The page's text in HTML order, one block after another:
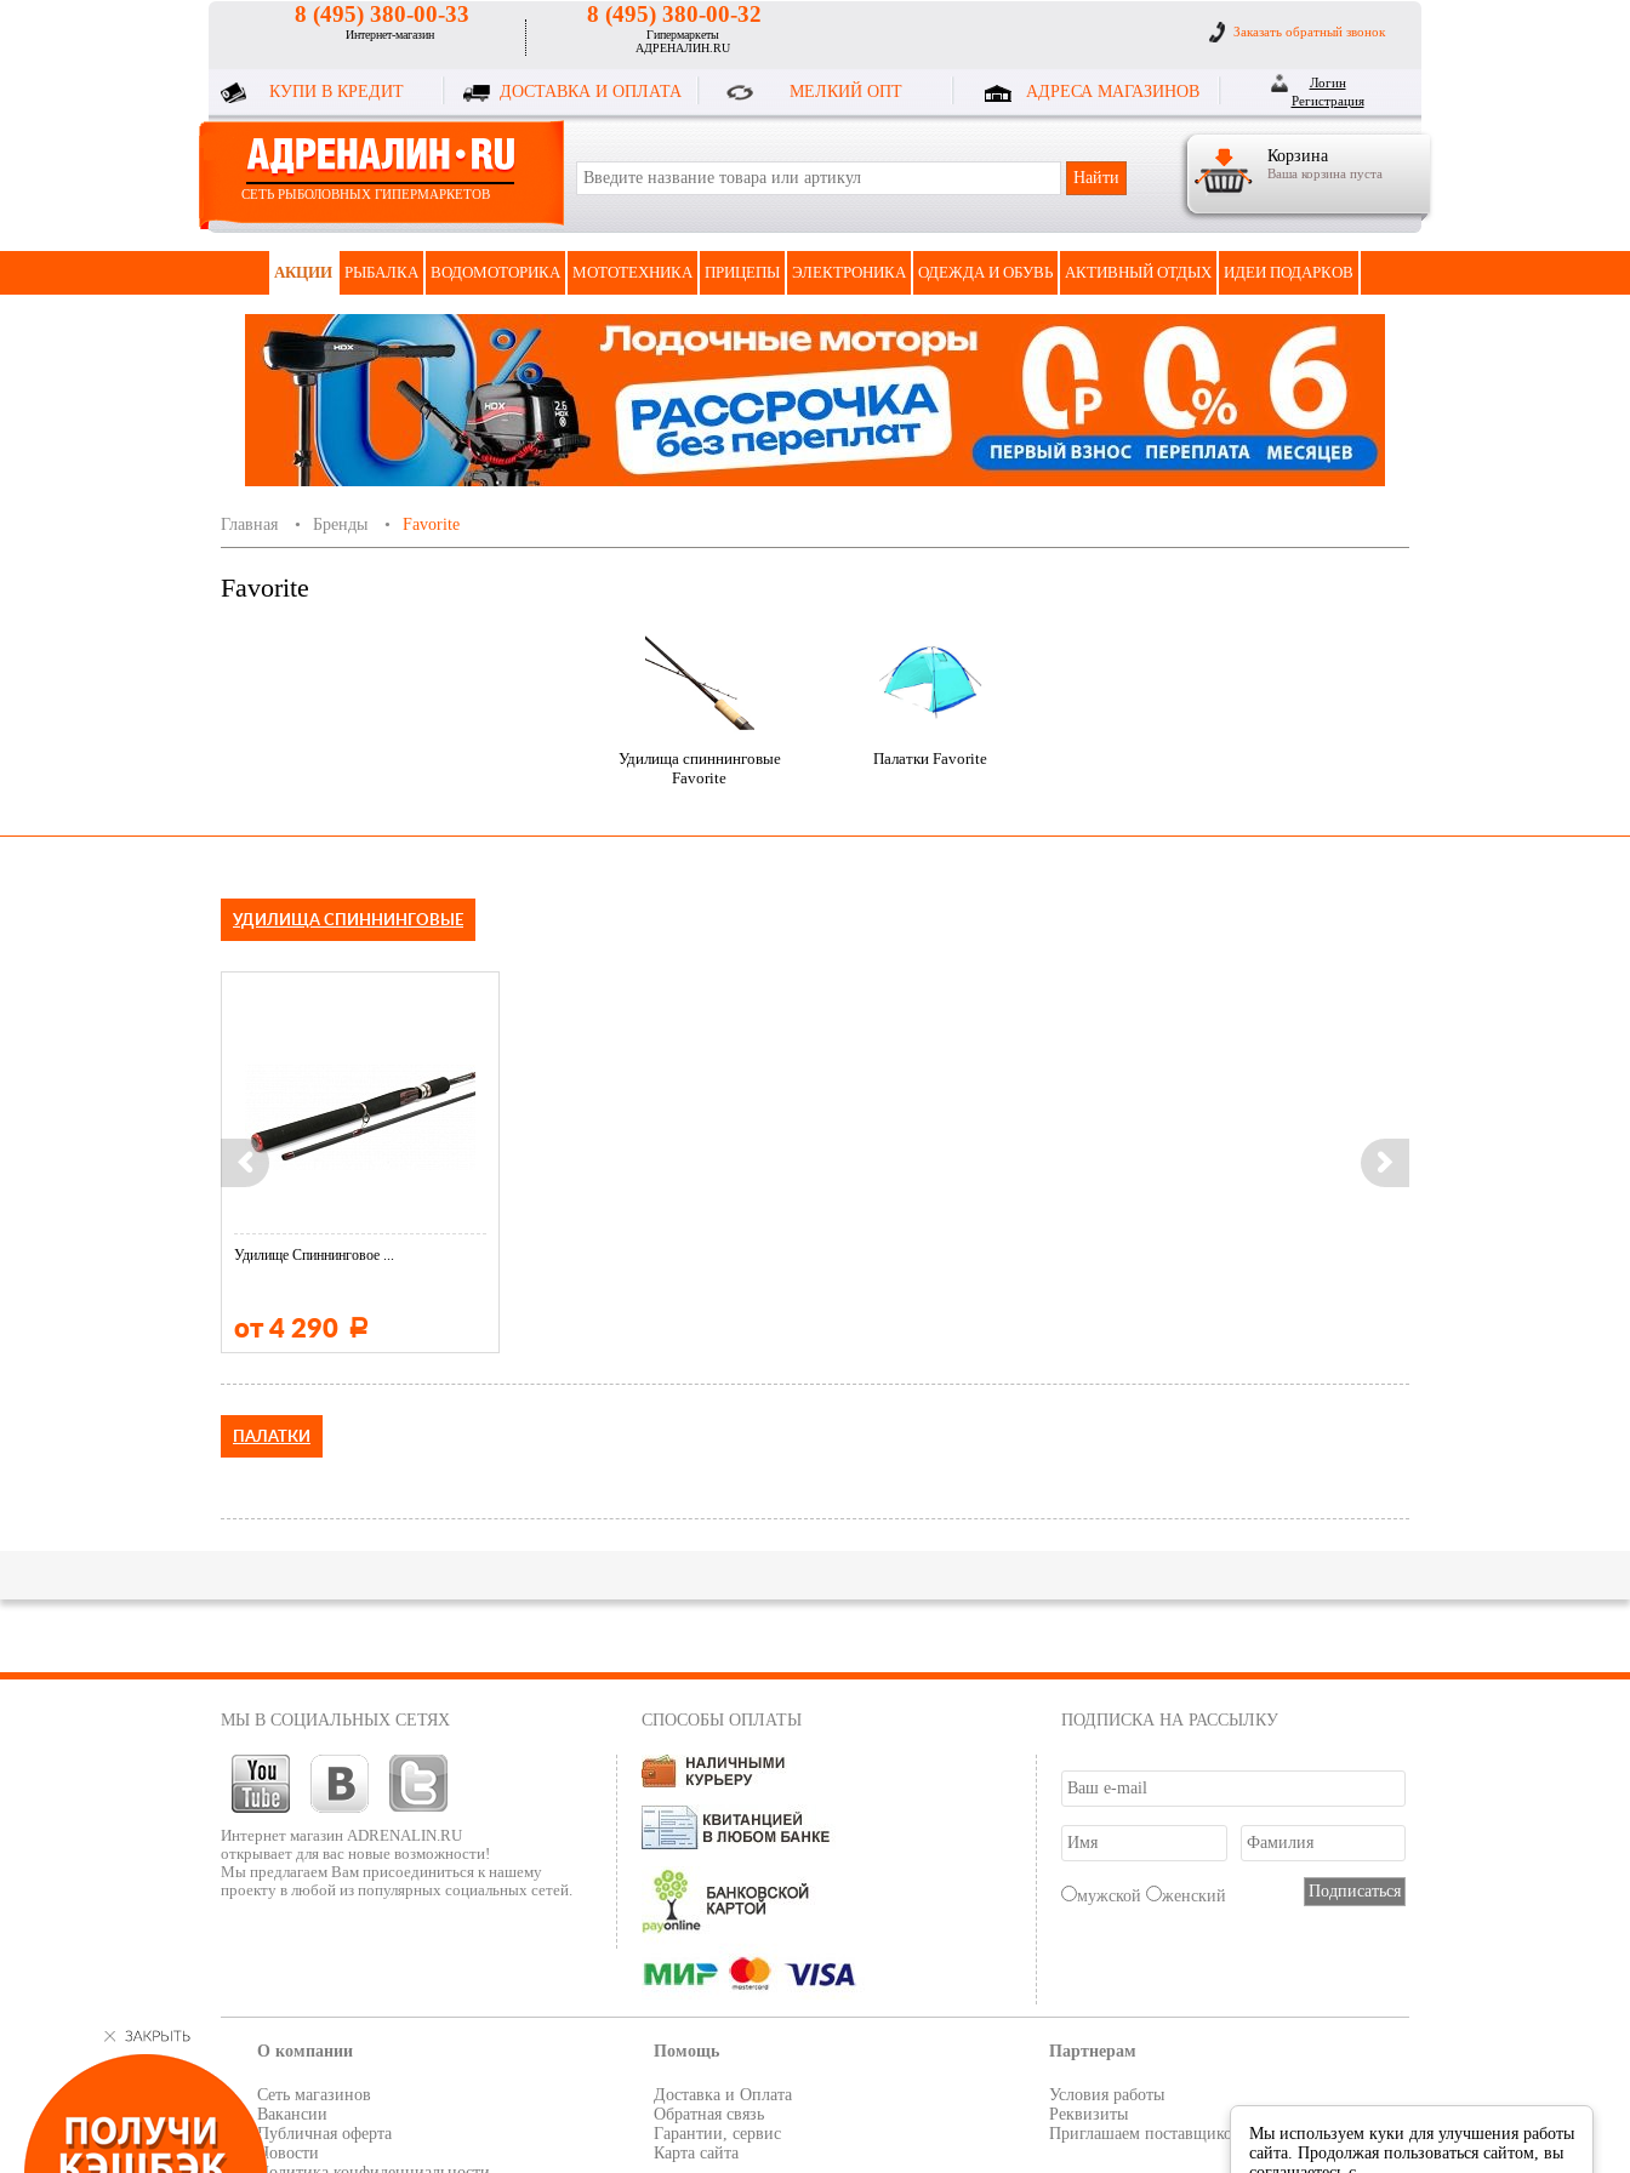
8 (495) 380-00-33
Интернет-магазин
8 (495) 380-00-32
Гипермаркеты
АДРЕНАЛИН.RU
Заказать обратный звонок
КУПИ В КРЕДИТ ДОСТАВКА И ОПЛАТА МЕЛКИЙ ОПТ АДРЕСА МАГАЗИНОВ
Логин
Регистрация
Корзина
Ваша корзина пуста
СЕТЬ РЫБОЛОВНЫХ ГИПЕРМАРКЕТОВ
АКЦИИ РЫБАЛКА ВОДОМОТОРИКА МОТОТЕХНИКА ПРИЦЕПЫ ЭЛЕКТРОНИКА ОДЕЖДА И ОБУВЬ АКТИВНЫЙ ОТДЫХ ИДЕИ ПОДАРКОВ
Главная Бренды Favorite
Favorite
Удилища спиннинговые
Favorite
Палатки Favorite
УДИЛИЩА СПИННИНГОВЫЕ
Удилище Спиннинговое ...
от 4 290 Р
ПАЛАТКИ
МЫ В СОЦИАЛЬНЫХ СЕТЯХ
Интернет магазин ADRENALIN.RU
открывает для вас новые возможности!
Мы предлагаем Вам присоединиться к нашему
проекту в любой из популярных социальных сетей.
СПОСОБЫ ОПЛАТЫ ПОДПИСКА НА РАССЫЛКУ
мужской женский
О компании
Сеть магазинов
Вакансии
Публичная оферта
Новости
Помощь
Доставка и Оплата
Обратная связь
Гарантии, сервис
Карта сайта
Партнерам
Условия работы
Реквизиты
Приглашаем поставщиков
Мы используем куки для улучшения работы
сайта. Продолжая пользоваться сайтом, вы